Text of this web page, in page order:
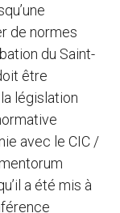
de normes
du Saint-
être
législation
avec le CIC /
a été mis à